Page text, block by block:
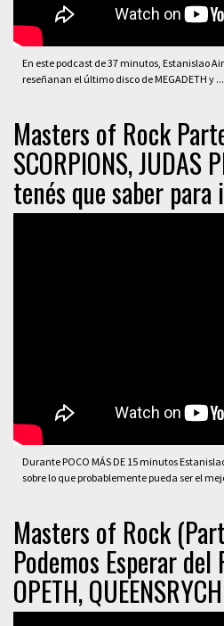
En este podcast de 37 minutos, Estanislao
reseñanan el último disco de MEGADETH y ...
Masters of Rock
SCORPIONS, JUDAS
tenés que saber
Durante POCO MÁS DE 15 minutos
sobre lo que probablemente pueda ser el
Masters of Rock
Podemos Esperar
OPETH,